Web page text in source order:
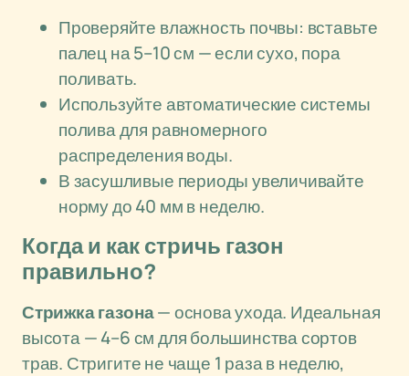
Проверяйте влажность почвы: вставьте
палец на 5–10 см — если сухо, пора
поливать.
Используйте автоматические системы
полива для равномерного
распределения воды.
В засушливые периоды увеличивайте
норму до 40 мм в неделю.
Когда и как стричь газон
правильно?
Стрижка газона— основа ухода. Идеальная
высота — 4–6 см для большинства сортов
трав. Стригите не чаще 1 раза в неделю,